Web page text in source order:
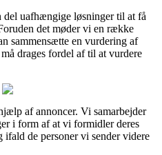
del uafhængige løsninger til at få
det møder vi en række
sammensætte en vurdering af
drages fordel af til at vurdere
af annoncer. Vi samarbejder
i form af at vi formidler deres
de personer vi sender videre